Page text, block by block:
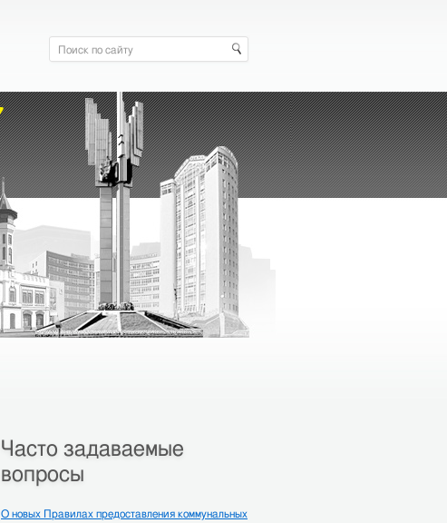
Часто задаваемые
вопросы
О новых Правилах предоставления коммунальных